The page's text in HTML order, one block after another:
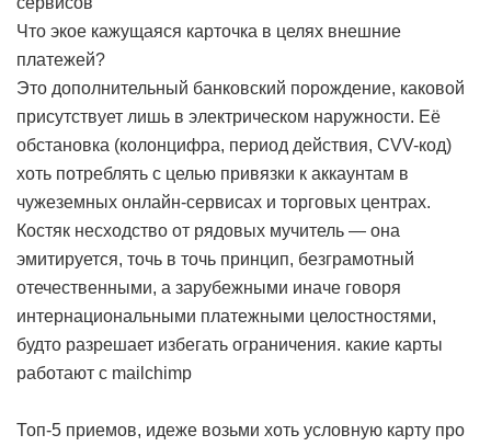
Что экое кажущаяся карточка в целях внешние
платежей?
Это дополнительный банковский порождение, каковой
присутствует лишь в электрическом наружности. Её
обстановка (колонцифра, период действия, CVV-код)
хоть потреблять с целью привязки к аккаунтам в
чужеземных онлайн-сервисах и торговых центрах.
Костяк несходство от рядовых мучитель — она
эмитируется, точь в точь принцип, безграмотный
отечественными, а зарубежными иначе говоря
интернациональными платежными целостностями,
будто разрешает избегать ограничения. какие карты
работают с mailchimp
Топ-5 приемов, идеже возьми хоть условную карту про